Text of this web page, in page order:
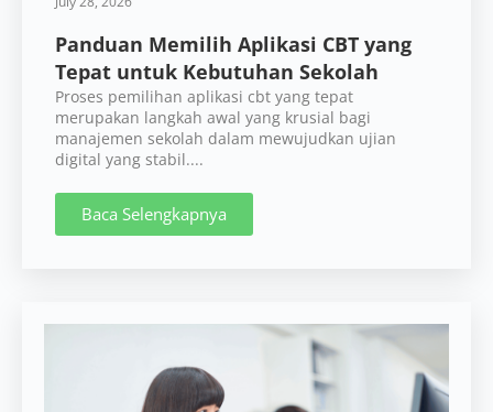
Panduan Memilih Aplikasi CBT yang
Tepat untuk Kebutuhan Sekolah
Proses pemilihan aplikasi cbt yang tepat
merupakan langkah awal yang krusial bagi
manajemen sekolah dalam mewujudkan ujian
digital yang stabil....
Baca Selengkapnya